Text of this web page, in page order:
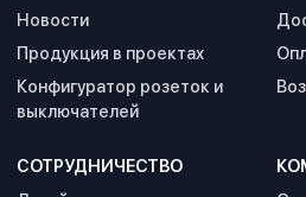
Новости
Продукция в проектах
Конфигуратор розеток и
выключателей
СОТРУДНИЧЕСТВО